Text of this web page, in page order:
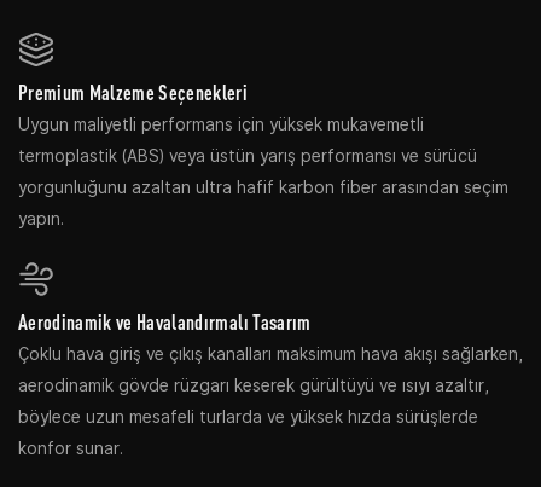
Premium Malzeme Seçenekleri
Uygun maliyetli performans için yüksek mukavemetli
termoplastik (ABS) veya üstün yarış performansı ve sürücü
yorgunluğunu azaltan ultra hafif karbon fiber arasından seçim
yapın.
Aerodinamik ve Havalandırmalı Tasarım
Çoklu hava giriş ve çıkış kanalları maksimum hava akışı sağlarken,
aerodinamik gövde rüzgarı keserek gürültüyü ve ısıyı azaltır,
böylece uzun mesafeli turlarda ve yüksek hızda sürüşlerde
konfor sunar.